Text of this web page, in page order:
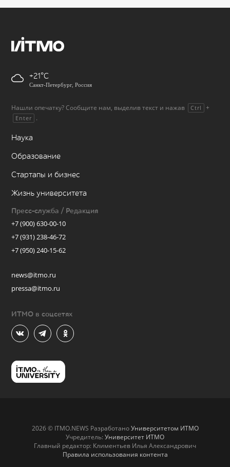
+21
Санкт-Петербург, Россия
Нашли опечатку? Сообщите нам, выделив текст и нажав Ctrl +
Enter .
Наука
Образование
Стартапы и бизнес
Жизнь университета
Пресс-служба / Редакция
+7 (900) 630-00-10
+7 (931) 238-46-72
+7 (950) 240-15-62
news@itmo.ru
pressa@itmo.ru
ИТМО в соцсетях
2026 © ITMO.NEWS РазработаноУниверситетом ИТМО
Учредитель: Университет ИТМО
Главный редактор: Климентьев Илья Александрович
Правила использования контента